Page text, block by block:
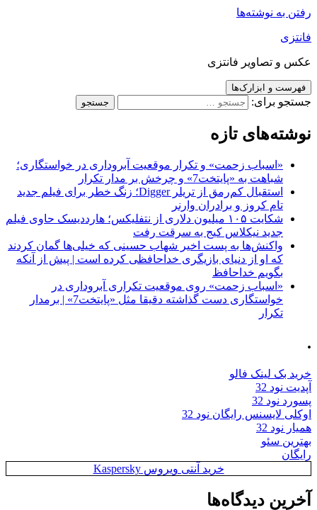
رفتن به نوشته‌ها
فانتزی
عکس و تصاویر فانتزی
فهرست و ابزارک‌ها
جستجو برای:
نوشته‌های تازه
«اسباب زحمت» و تکرار موقعیت آبروداری در خواستگاری؛
شباهت به «پایتخت7» و چرخش بر مدار تکرار
استقبال کم‌رمق از تریلر Digger؛ زنگ خطر برای فیلم جدید
تام کروز و برادران وارنر
شکایت ۱۰۵ میلیون دلاری از نتفلیکس؛ هارددیسک حاوی فیلم
جدید نیکلاس کیج به سرقت رفت
واکنش‌ها به پست اخیر شهاب حسینی که خیلی‌ها گمان کردند
که او از دنیای بازیگری خداحافظی کرده است | پیش از آنکه
بگویم خداحافظ
«اسباب زحمت» روی موقعیت تکراری آبروداری در
خواستگاری دست گذاشته دقیقا مثل «پایتخت7» | برمدار
تکرار
.
خرید بک لینک فالو
آپدیت نود 32
پسورد نود 32
اوکلی لایسنس رایگان نود 32
همیار نود 32
بهترین سئو
رایگان
خرید آنتی ویروس Kaspersky
آخرین دیدگاه‌ها